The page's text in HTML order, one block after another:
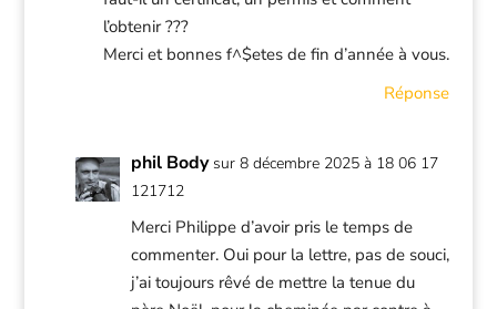
l’obtenir ???
Merci et bonnes f^$etes de fin d’année à vous.
Réponse
phil Body sur 8 décembre 2025 à 18 06 17
121712
Merci Philippe d’avoir pris le temps de
commenter. Oui pour la lettre, pas de souci,
j’ai toujours rêvé de mettre la tenue du